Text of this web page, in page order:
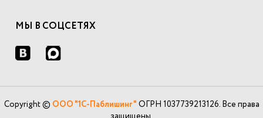
МЫ В СОЦСЕТЯХ
Copyright © ООО "1С-Паблишинг" ОГРН 1037739213126. Все права